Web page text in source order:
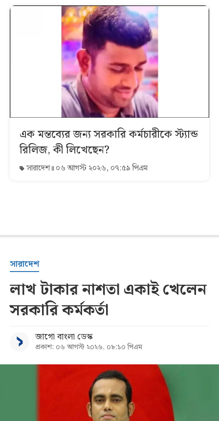
এক মন্তব্যের জন্য সরকারি কর্মচারীকে স্ট্যান্ড
রিলিজ, কী লিখেছেন?
সারাদেশ ০৬ আগস্ট ২০২৬, ০৭:৫৯ পিএম
সারাদেশ
লাখ টাকার নাশতা একাই খেলেন
সরকারি কর্মকর্তা
জাগো বাংলা ডেস্ক
প্রকাশ: ০৬ আগস্ট ২০২৬, ০৮:১০ পিএম